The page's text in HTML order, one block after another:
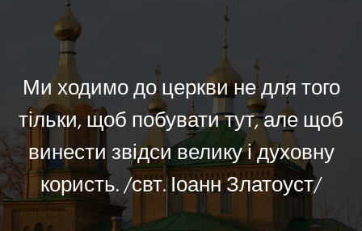
Ми ходимо до церкви не для того
тільки, щоб побувати тут, але щоб
винести звідси велику і духовну
користь. /свт. Іоанн Златоуст/